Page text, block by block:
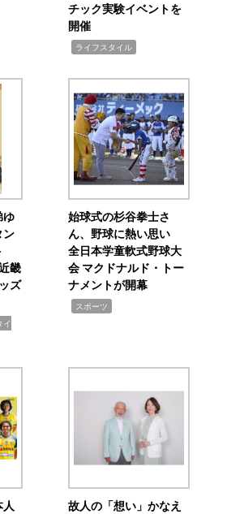
チック実験イベントを
開催
ライフスタイル
ゆ
ン
畿
ズ
イ
始球式の杉谷拳士さ
ん、野球に熱い思い
全日本学童軟式野球大
会 マクドナルド・トー
ナメントが開幕
スポーツ
人
故人の「想い」かなえ